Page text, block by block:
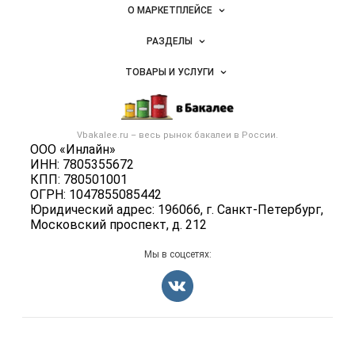
товаров,
ингредиентов
Важные разделы и контакты
Vbakalee.ru – весь рынок бакалеи в России.
ООО «Инлайн»
ИНН: 7805355672
КПП: 780501001
ОГРН: 1047855085442
Юридический адрес: 196066, г. Санкт-Петербург,
Московский проспект, д. 212
Навигация по сайтуО МАРКЕТПЛЕЙСЕ
Новости Vbakalee.ru
Размещение рекламы
Публичная оферта
Контактная информация
Политика обработки персональных данных
РАЗДЕЛЫ
Объявления
Новости рынка
ТОВАРЫ И УСЛУГИ
Бакалейные товары
Услуги
Добавить объявление
Мы в соцсетях: